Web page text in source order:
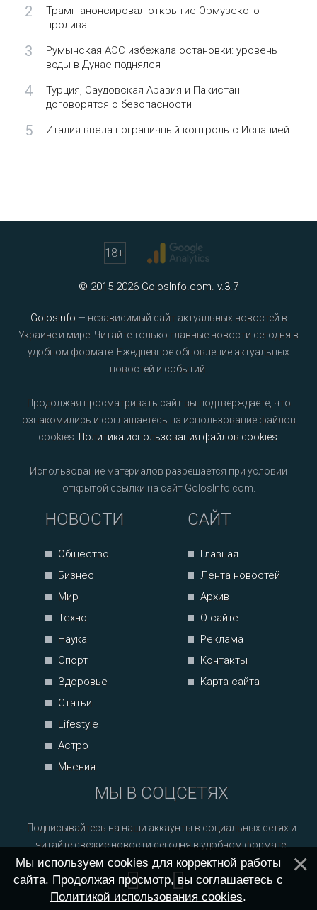
2
Трамп анонсировал открытие Ормузского
пролива
3
Румынская АЭС избежала остановки: уровень
воды в Дунае поднялся
4
Турция, Саудовская Аравия и Пакистан
договорятся о безопасности
5 Италия ввела пограничный контроль с Испанией
18+
© 2015-2026 GolosInfo.com. v.3.7
GolosInfo — независимый сайт актуальных новостей в
Украине и мире. Читайте только главные новости сегодня в
удобном формате. Ежедневное обновление актуальных
новостей и событий.
Продолжая просматривать сайт вы подтверждаете, что
ознакомились и соглашаетесь на использование файлов
cookies. Политика использования файлов cookies
Использование материалов разрешается при условии
открытой ссылки на сайт GolosInfo.com.
НОВОСТИ
Общество
Бизнес
Мир
Техно
Наука
Спорт
Здоровье
Статьи
Lifestyle
Астро
Мнения
САЙТ
Главная
Лента новостей
Архив
О сайте
Реклама
Контакты
Карта сайта
МЫ В СОЦСЕТЯХ
Подписывайтесь на наши аккаунты в социальных сетях и
читайте свежие новости сегодня в удобном формате.
Мы используем cookies для корректной работы
сайта. Продолжая просмотр, вы соглашаетесь с
Политикой использования cookies.